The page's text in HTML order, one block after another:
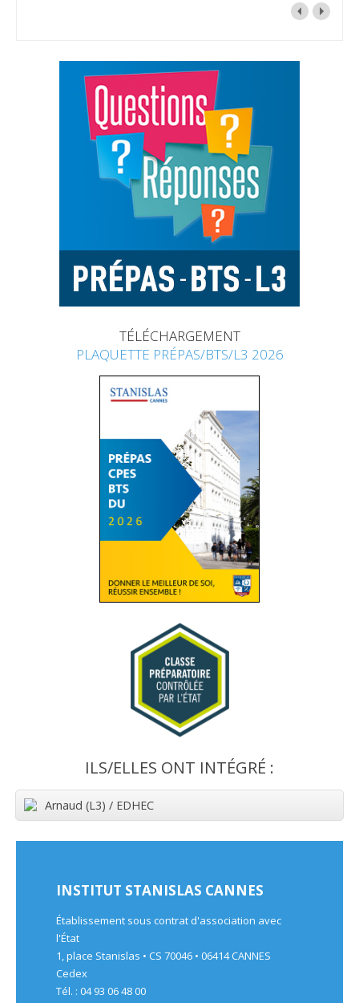
TÉLÉCHARGEMENT
PLAQUETTE PRÉPAS/BTS/L3 2026
ILS/ELLES ONT INTÉGRÉ :
Arnaud (L3) / EDHEC
INSTITUT STANISLAS CANNES
Établissement sous contrat d'association avec
l'État
1, place Stanislas • CS 70046 • 06414 CANNES
Cedex
Tél. : 04 93 06 48 00